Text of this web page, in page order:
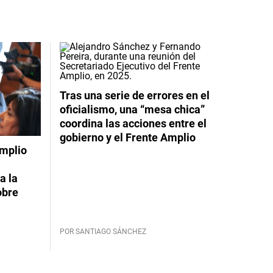
la
Tras una serie de errores en el
oficialismo, una “mesa chica”
coordina las acciones entre el
gobierno y el Frente Amplio
POR SANTIAGO SÁNCHEZ